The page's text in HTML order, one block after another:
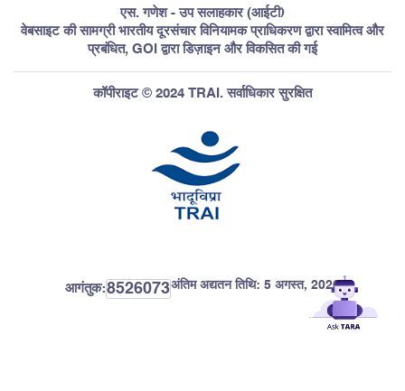
एस. गणेश - उप सलाहकार (आईटी)
वेबसाइट की सामग्री भारतीय दूरसंचार विनियामक प्राधिकरण द्वारा स्वामित्व और
प्रबंधित, GOI द्वारा डिज़ाइन और विकसित की गई
कॉपीराइट © 2024 TRAI. सर्वाधिकार सुरक्षित
आगंतुक:8526073अंतिम अद्यतन तिथि: 5 अगस्त, 2026